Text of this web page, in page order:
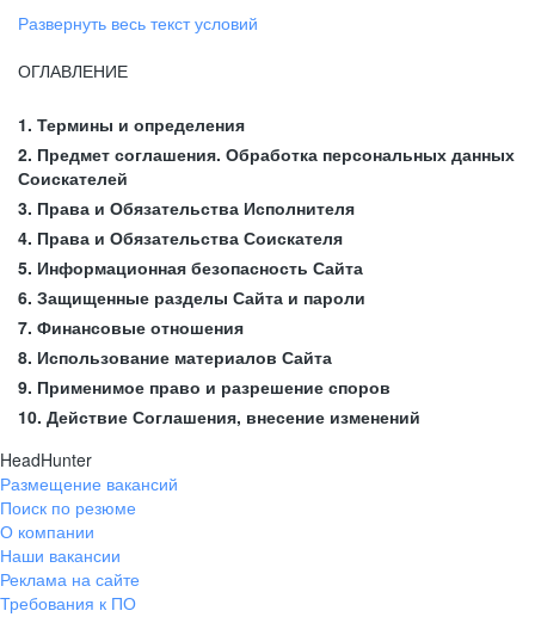
Развернуть весь текст условий
ОГЛАВЛЕНИЕ
1. Термины и определения
2. Предмет соглашения. Обработка персональных данных
Соискателей
3. Права и Обязательства Исполнителя
4. Права и Обязательства Соискателя
5. Информационная безопасность Сайта
6. Защищенные разделы Сайта и пароли
7. Финансовые отношения
8. Использование материалов Сайта
9. Применимое право и разрешение споров
10. Действие Соглашения, внесение изменений
HeadHunter
Размещение вакансий
Поиск по резюме
О компании
Наши вакансии
Реклама на сайте
Требования к ПО